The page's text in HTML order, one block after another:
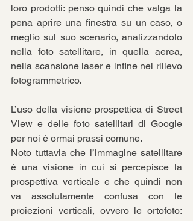
loro prodotti: penso quindi che valga la
pena aprire una finestra su un caso, o
meglio sul suo scenario, analizzandolo
nella foto satellitare, in quella aerea,
nella scansione laser e infine nel rilievo
fotogrammetrico.
L’uso della visione prospettica di Street
View e delle foto satellitari di Google
per noi è ormai prassi comune.
Noto tuttavia che l’immagine satellitare
è una visione in cui si percepisce la
prospettiva verticale e che quindi non
va assolutamente confusa con le
proiezioni verticali, ovvero le ortofoto: